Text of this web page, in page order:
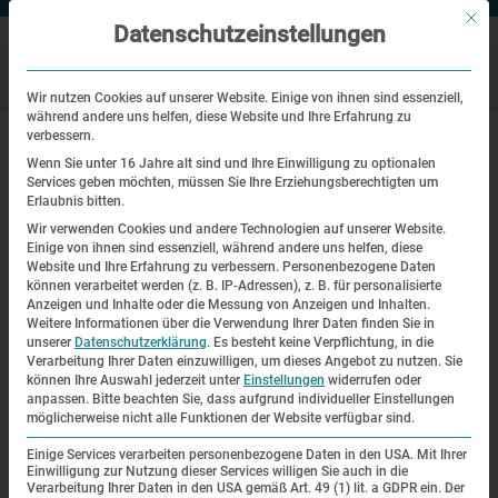
Startseite |
Workshops und Seminare
Archivpädagogik (7h)
Mit
Datenschutzeinstellungen
Wir nutzen Cookies auf unserer Website. Einige von ihnen sind essenziell,
während andere uns helfen, diese Website und Ihre Erfahrung zu
verbessern.
Wenn Sie unter 16 Jahre alt sind und Ihre Einwilligung zu optionalen
Services geben möchten, müssen Sie Ihre Erziehungsberechtigten um
Erlaubnis bitten.
Wir verwenden Cookies und andere Technologien auf unserer Website.
Einige von ihnen sind essenziell, während andere uns helfen, diese
Website und Ihre Erfahrung zu verbessern. Personenbezogene Daten
können verarbeitet werden (z. B. IP-Adressen), z. B. für personalisierte
Anzeigen und Inhalte oder die Messung von Anzeigen und Inhalten.
Weitere Informationen über die Verwendung Ihrer Daten finden Sie in
unserer Datenschutzerklärung. Es besteht keine Verpflichtung, in die
Verarbeitung Ihrer Daten einzuwilligen, um dieses Angebot zu nutzen. Sie
können Ihre Auswahl jederzeit unter Einstellungen widerrufen oder
anpassen. Bitte beachten Sie, dass aufgrund individueller Einstellungen
möglicherweise nicht alle Funktionen der Website verfügbar sind.
Einige Services verarbeiten personenbezogene Daten in den USA. Mit Ihrer
Einwilligung zur Nutzung dieser Services willigen Sie auch in die
Verarbeitung Ihrer Daten in den USA gemäß Art. 49 (1) lit. a GDPR ein. Der